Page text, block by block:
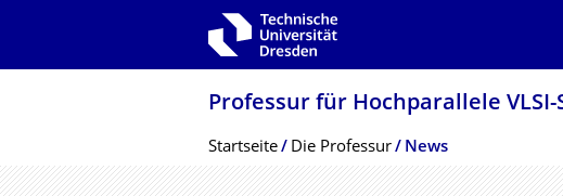
Zur Hauptnavigation springen
Professur für Hochparallele
Breadcrumb-Menü
Startseite Die Professur News